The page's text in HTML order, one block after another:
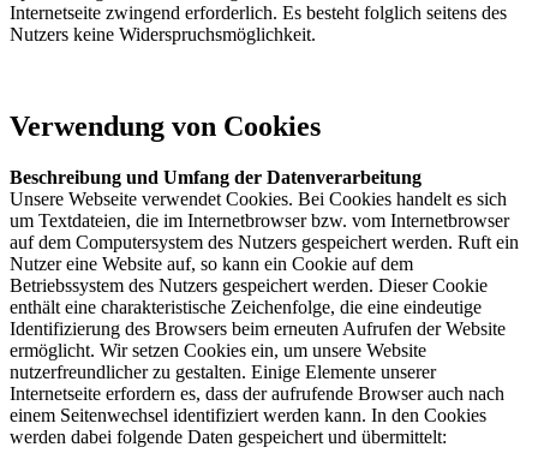
Internetseite zwingend erforderlich. Es besteht folglich seitens des
Nutzers keine Widerspruchsmöglichkeit.
Verwendung von Cookies
Beschreibung und Umfang der Datenverarbeitung
Unsere Webseite verwendet Cookies. Bei Cookies handelt es sich
um Textdateien, die im Internetbrowser bzw. vom Internetbrowser
auf dem Computersystem des Nutzers gespeichert werden. Ruft ein
Nutzer eine Website auf, so kann ein Cookie auf dem
Betriebssystem des Nutzers gespeichert werden. Dieser Cookie
enthält eine charakteristische Zeichenfolge, die eine eindeutige
Identifizierung des Browsers beim erneuten Aufrufen der Website
ermöglicht. Wir setzen Cookies ein, um unsere Website
nutzerfreundlicher zu gestalten. Einige Elemente unserer
Internetseite erfordern es, dass der aufrufende Browser auch nach
einem Seitenwechsel identifiziert werden kann. In den Cookies
werden dabei folgende Daten gespeichert und übermittelt: